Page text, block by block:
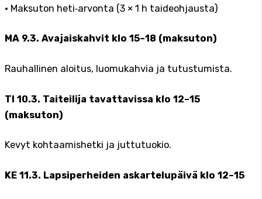
• Maksuton heti‑arvonta (3 × 1 h taideohjausta)
MA 9.3. Avajaiskahvit klo 15–18 (maksuton)
Rauhallinen aloitus, luomukahvia ja tutustumista.
TI 10.3. Taiteilija tavattavissa klo 12–15
(maksuton)
Kevyt kohtaamishetki ja juttutuokio.
KE 11.3. Lapsiperheiden askartelupäivä klo 12–15